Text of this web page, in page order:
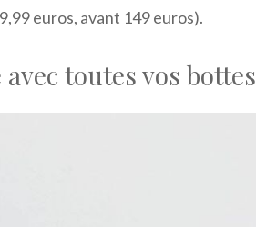
euros, avant 149 euros).
avec toutes vos bottes